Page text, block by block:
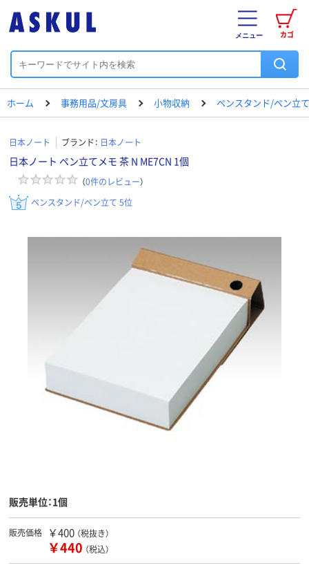
カゴ
メニュー
ホーム 事務用品/文房具 小物収納 ペンスタンド/ペン立て
日本ノート ブランド： 日本ノート
日本ノート ペン立てメモ 茶 N ME7CN 1個
（0件のレビュー）
ペンスタンド/ペン立て 5位
販売単位：1個
販売価格 ￥400 （税抜き）
￥440 （税込）